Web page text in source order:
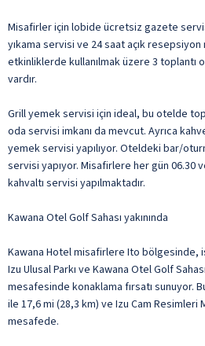
Misafirler için lobide ücretsiz gazete
yıkama servisi ve 24 saat açık
etkinliklerde kullanılmak üzere 3 toplantı
vardır.
Grill yemek servisi için ideal, bu otelde
oda servisi imkanı da mevcut. Ayrıca
yemek servisi yapılıyor. Oteldeki bar/
servisi yapıyor. Misafirlere her gün 06.30
kahvaltı servisi yapılmaktadır.
Kawana Otel Golf Sahası yakınında
Kawana Hotel misafirlere Ito bölgesinde,
Izu Ulusal Parkı ve Kawana Otel Golf
mesafesinde konaklama fırsatı sunuyor.
ile 17,6 mi (28,3 km) ve Izu Cam Resimleri
mesafede.